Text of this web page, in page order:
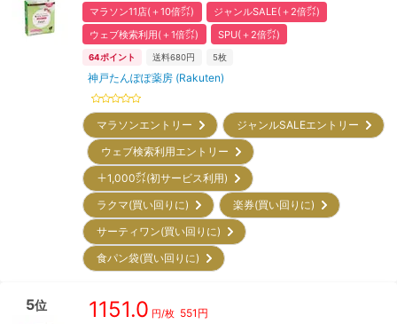
マラソン11店(＋10倍㌽)
ジャンルSALE(＋2倍㌽)
ウェブ検索利用(＋1倍㌽)
SPU(＋2倍㌽)
64ポイント 送料680円 5枚
神戸たんぽぽ薬房 (Rakuten)
マラソンエントリー
ジャンルSALEエントリー
ウェブ検索利用エントリー
＋1,000㌽(初サービス利用)
ラクマ(買い回りに)
楽券(買い回りに)
サーティワン(買い回りに)
食パン袋(買い回りに)
5位 1151.0 円/枚 551 円